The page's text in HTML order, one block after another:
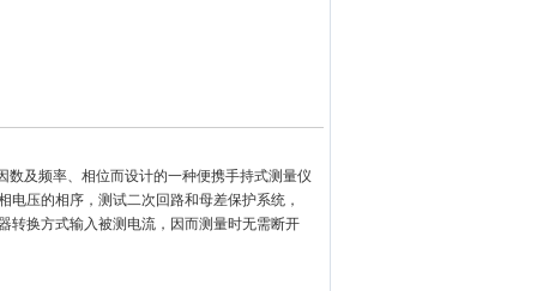
数及频率、相位而设计的一种便携手持式测量仪
电压的相序，测试二次回路和母差保护系统，
转换方式输入被测电流，因而测量时无需断开